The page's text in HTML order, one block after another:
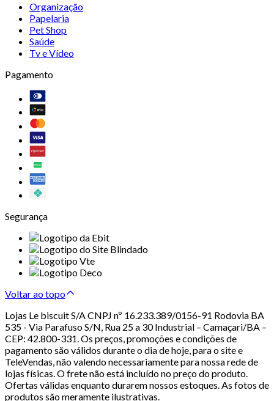
Organização
Papelaria
Pet Shop
Saúde
Tv e Vídeo
Pagamento
Segurança
Voltar ao topo
Lojas Le biscuit S/A CNPJ nº 16.233.389/0156-91 Rodovia BA
535 - Via Parafuso S/N, Rua 25 a 30 Industrial – Camaçari/BA –
CEP: 42.800-331. Os preços, promoções e condições de
pagamento são válidos durante o dia de hoje, para o site e
TeleVendas, não valendo necessariamente para nossa rede de
lojas físicas. O frete não está incluído no preço do produto.
Ofertas válidas enquanto durarem nossos estoques. As fotos de
produtos são meramente ilustrativas.